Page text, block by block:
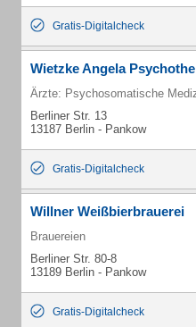
Gratis-Digitalcheck
Wietzke Angela
Berliner Str. 13
13187 Berlin - Pankow
Gratis-Digitalcheck
Willner Weißbierbrauerei
Brauereien
Berliner Str. 80-8
13189 Berlin - Pankow
Gratis-Digitalcheck